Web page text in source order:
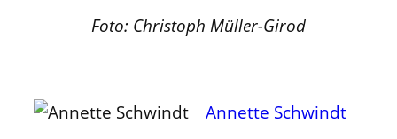
Foto: Christoph Müller-Girod
Annette Schwindt